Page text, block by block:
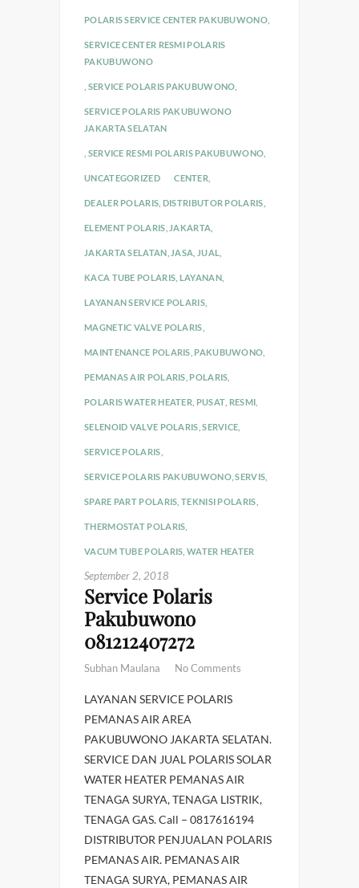
POLARIS SERVICE CENTER PAKUBUWONO,
SERVICE CENTER RESMI POLARIS
PAKUBUWONO
SERVICE POLARIS PAKUBUWONO
SERVICE POLARIS PAKUBUWONO
JAKARTA SELATAN
SERVICE RESMI POLARIS PAKUBUWONO
UNCATEGORIZED CENTER
DEALER POLARIS DISTRIBUTOR POLARIS
ELEMENT POLARIS JAKARTA
JAKARTA SELATAN JASA JUAL
KACA TUBE POLARIS LAYANAN,
LAYANAN SERVICE POLARIS,
MAGNETIC VALVE POLARIS
MAINTENANCE POLARIS PAKUBUWONO
PEMANAS AIR POLARIS POLARIS
POLARIS WATER HEATER PUSAT RESMI
SELENOID VALVE POLARIS ,SERVICE
SERVICE POLARIS
SERVICE POLARIS PAKUBUWONO,SERVIS
SPARE PART POLARIS ,TEKNISI POLARIS
THERMOSTAT POLARIS
VACUM TUBE POLARIS ,WATER HEATER
September 2, 2018
Service Polaris
Pakubuwono
081212407272
Subhan Maulana No Comments
LAYANAN SERVICE POLARIS
PEMANAS AIR AREA
PAKUBUWONO JAKARTA SELATAN.
SERVICE DAN JUAL POLARIS SOLAR
WATER HEATER PEMANAS AIR
TENAGA SURYA, TENAGA LISTRIK,
TENAGA GAS. Call – 0817616194
DISTRIBUTOR PENJUALAN POLARIS
PEMANAS AIR. PEMANAS AIR
TENAGA SURYA, PEMANAS AIR